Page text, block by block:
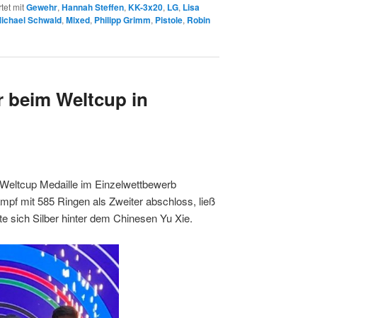
mitGewehr, Hannah Steffen, KK-3x20, LG, Lisa
Schwald, Mixed, Philipp Grimm, Pistole, Robin
beim Weltcup in
Medaille im Einzelwettbewerb
mit 585 Ringen als Zweiter abschloss, ließ
sich Silber hinter dem Chinesen Yu Xie.